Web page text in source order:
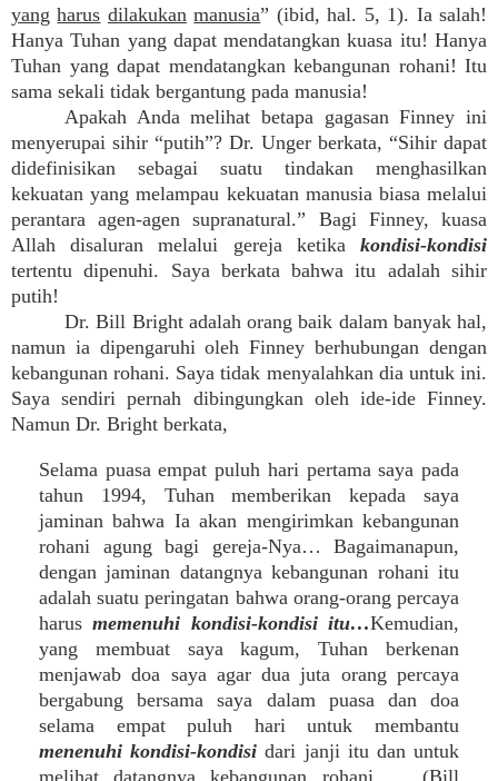
yang harus dilakukan manusia” (ibid, hal. 5, 1). Ia salah!
Hanya Tuhan yang dapat mendatangkan kuasa itu! Hanya
Tuhan yang dapat mendatangkan kebangunan rohani! Itu
sama sekali tidak bergantung pada manusia!
Apakah Anda melihat betapa gagasan Finney ini
menyerupai sihir “putih”? Dr. Unger berkata, “Sihir dapat
didefinisikan sebagai suatu tindakan menghasilkan
kekuatan yang melampau kekuatan manusia biasa melalui
perantara agen-agen supranatural.” Bagi Finney, kuasa
Allah disaluran melalui gereja ketika kondisi-kondisi
tertentu dipenuhi. Saya berkata bahwa itu adalah sihir
putih!
Dr. Bill Bright adalah orang baik dalam banyak hal,
namun ia dipengaruhi oleh Finney berhubungan dengan
kebangunan rohani. Saya tidak menyalahkan dia untuk ini.
Saya sendiri pernah dibingungkan oleh ide-ide Finney.
Namun Dr. Bright berkata,
Selama puasa empat puluh hari pertama saya pada
tahun 1994, Tuhan memberikan kepada saya
jaminan bahwa Ia akan mengirimkan kebangunan
rohani agung bagi gereja-Nya… Bagaimanapun,
dengan jaminan datangnya kebangunan rohani itu
adalah suatu peringatan bahwa orang-orang percaya
harusmemenuhi kondisi-kondisi itu…Kemudian,
yang membuat saya kagum, Tuhan berkenan
menjawab doa saya agar dua juta orang percaya
bergabung bersama saya dalam puasa dan doa
selama empat puluh hari untuk membantu
menenuhi kondisi-kondisi dari janji itu dan untuk
melihat datangnya kebangunan rohani … (Bill